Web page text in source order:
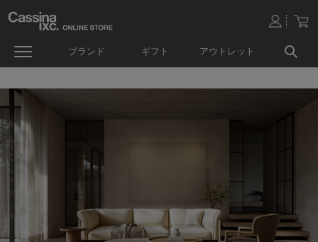
ブランド ギフト アウトレット